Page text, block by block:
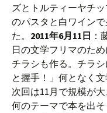
ズとトルティーヤチ
のパスタと白ワイン
た。 2011年6月11日 ：
日の文学フリマのた
チラシも作る。チラ
と握手！」何となく
次回は11月で規模が
何のテーマで本を出